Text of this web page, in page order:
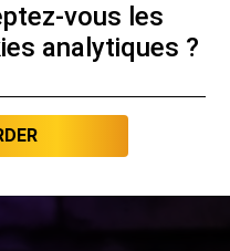
vous les
analytiques ?